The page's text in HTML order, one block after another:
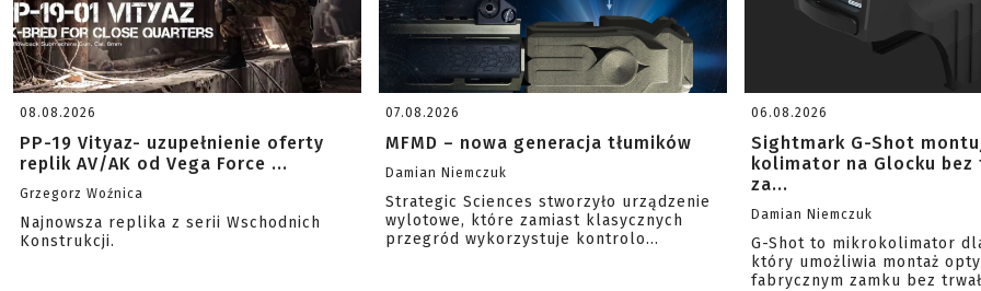
08.08.2026
PP-19 Vityaz- uzupełnienie oferty
replik AV/AK od Vega Force ...
Grzegorz Woźnica
Najnowsza replika z serii Wschodnich
Konstrukcji.
07.08.2026
MFMD – nowa generacja tłumików
Damian Niemczuk
Strategic Sciences stworzyło urządzenie
wylotowe, które zamiast klasycznych
przegród wykorzystuje kontrolo...
06.08.2026
Sightmark G-Shot
kolimator na Glocku bez
za...
Damian Niemczuk
G-Shot to mikrokolimator
który umożliwia montaż
fabrycznym zamku bez